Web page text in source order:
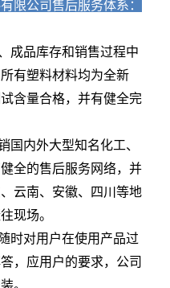
限公司售后服务体系：
成品库存和销售过程中
有塑料材料均为全新
含量合格，并有健全完
国内外大型知名化工、
全的售后服务网络，并
云南、安徽、四川等地
现场。
时对用户在使用产品过
，应用户的要求，公司
。